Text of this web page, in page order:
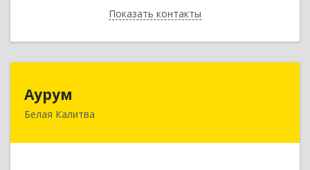
Показать контакты
Назад
Аурум
Белая Калитва
347044, Ростовская обл, Белокалитвинский р-н,